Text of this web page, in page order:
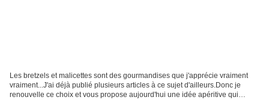
Les bretzels et malicettes sont des gourmandises que j'apprécie vraiment
vraiment...J'ai déjà publié plusieurs articles à ce sujet d'ailleurs.Donc je
renouvelle ce choix et vous propose aujourd'hui une idée apéritive qui